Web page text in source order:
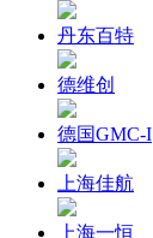
丹东百特
德维创
德国GMC-I
上海佳航
上海一恒